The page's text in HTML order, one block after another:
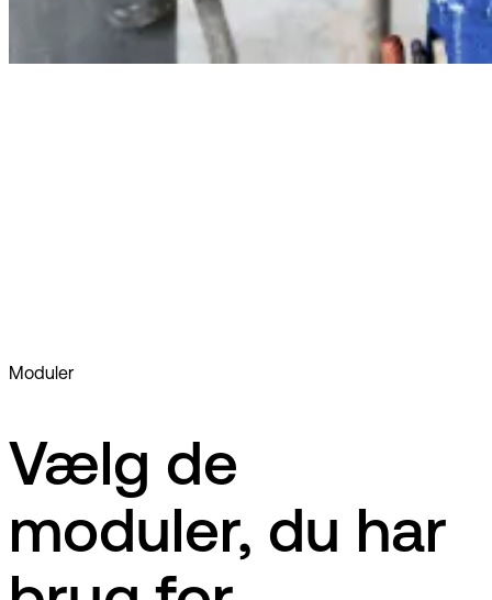
Moduler
Vælg de
moduler, du har